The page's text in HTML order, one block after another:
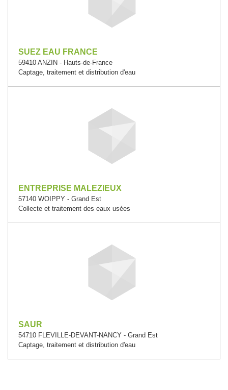
SUEZ EAU FRANCE
59410 ANZIN - Hauts-de-France
Captage, traitement et distribution d'eau
ENTREPRISE MALEZIEUX
57140 WOIPPY - Grand Est
Collecte et traitement des eaux usées
SAUR
54710 FLEVILLE-DEVANT-NANCY - Grand Est
Captage, traitement et distribution d'eau